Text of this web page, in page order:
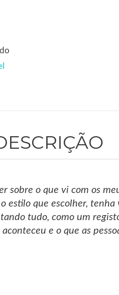
sobre o que vi com os
estilo que escolher,
tudo, como um
e o que as